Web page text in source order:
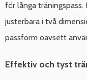
för långa
justerbara i två
passform oavsett
Effektiv och tyst